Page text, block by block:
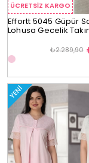
ÜCRETSIZ KARGO
Effortt 5045 Güpür
Lohusa Gecelik
₺2.289,90
YENI